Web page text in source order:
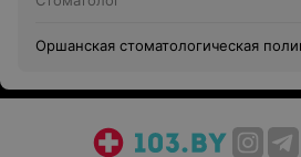
Оршанская стоматологическая